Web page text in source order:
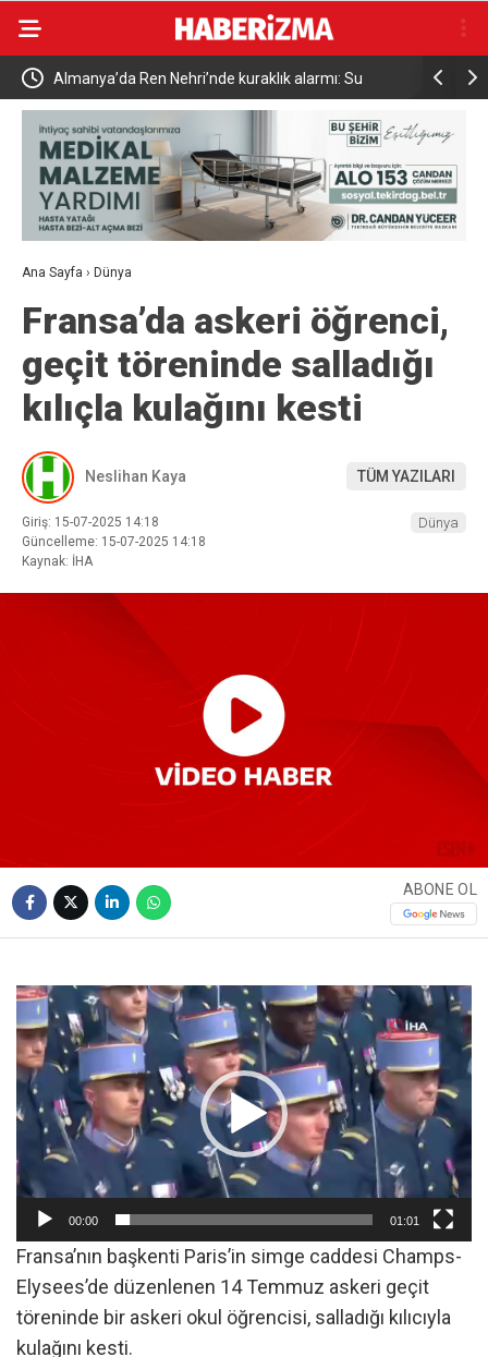
Almanya’da Ren Nehri’nde kuraklık alarmı: Su
seviyesinde tarihi düşüş yaşandı
Ana Sayfa › Dünya
Fransa’da askeri öğrenci,
geçit töreninde salladığı
kılıçla kulağını kesti
Neslihan Kaya TÜM YAZILARI
Giriş: 15-07-2025 14:18
Güncelleme: 15-07-2025 14:18
Kaynak: İHA
Dünya
ABONE OL
Video
oynatıcı
00:00 01:01
Fransa’nın başkenti Paris’in simge caddesi Champs-
Elysees’de düzenlenen 14 Temmuz askeri geçit
töreninde bir askeri okul öğrencisi, salladığı kılıcıyla
kulağını kesti.